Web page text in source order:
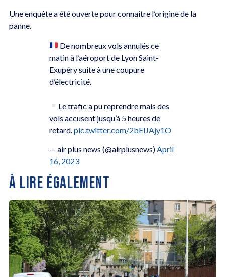
Une enquête a été ouverte pour connaitre l’origine de la
panne.
De nombreux vols annulés ce
matin à l’aéroport de Lyon Saint-
Exupéry suite à une coupure
d’électricité.
Le trafic a pu reprendre mais des
vols accusent jusqu’à 5 heures de
retard. pic.twitter.com/2bEiJAjy1O
— air plus news (@airplusnews)April
16, 2023
À LIRE ÉGALEMENT